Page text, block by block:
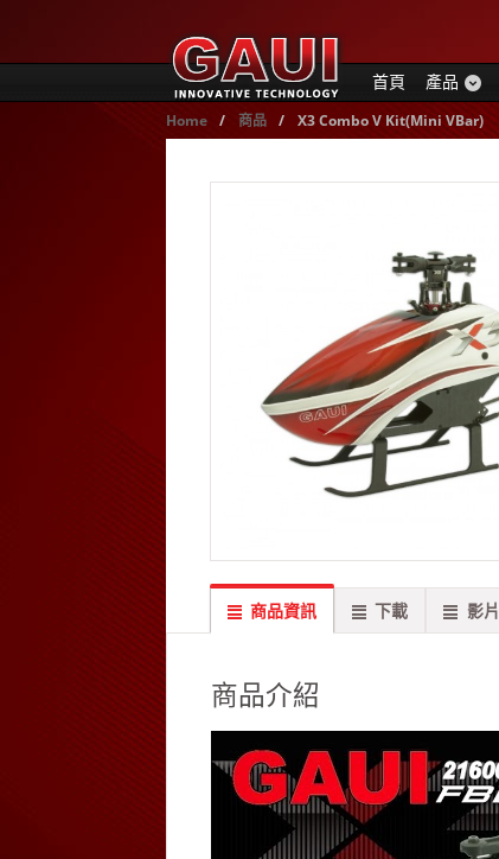
首頁 產品
Home
/ 商品 / X3 Combo V Kit(Mini VBar)
商品資訊 下載 影片
商品介紹